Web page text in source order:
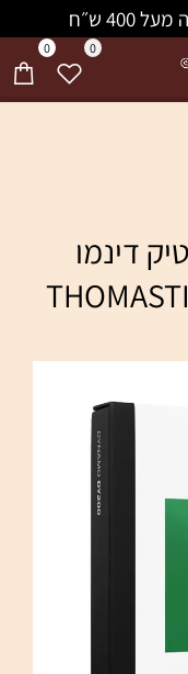
ש״ח
0 0
דינמו